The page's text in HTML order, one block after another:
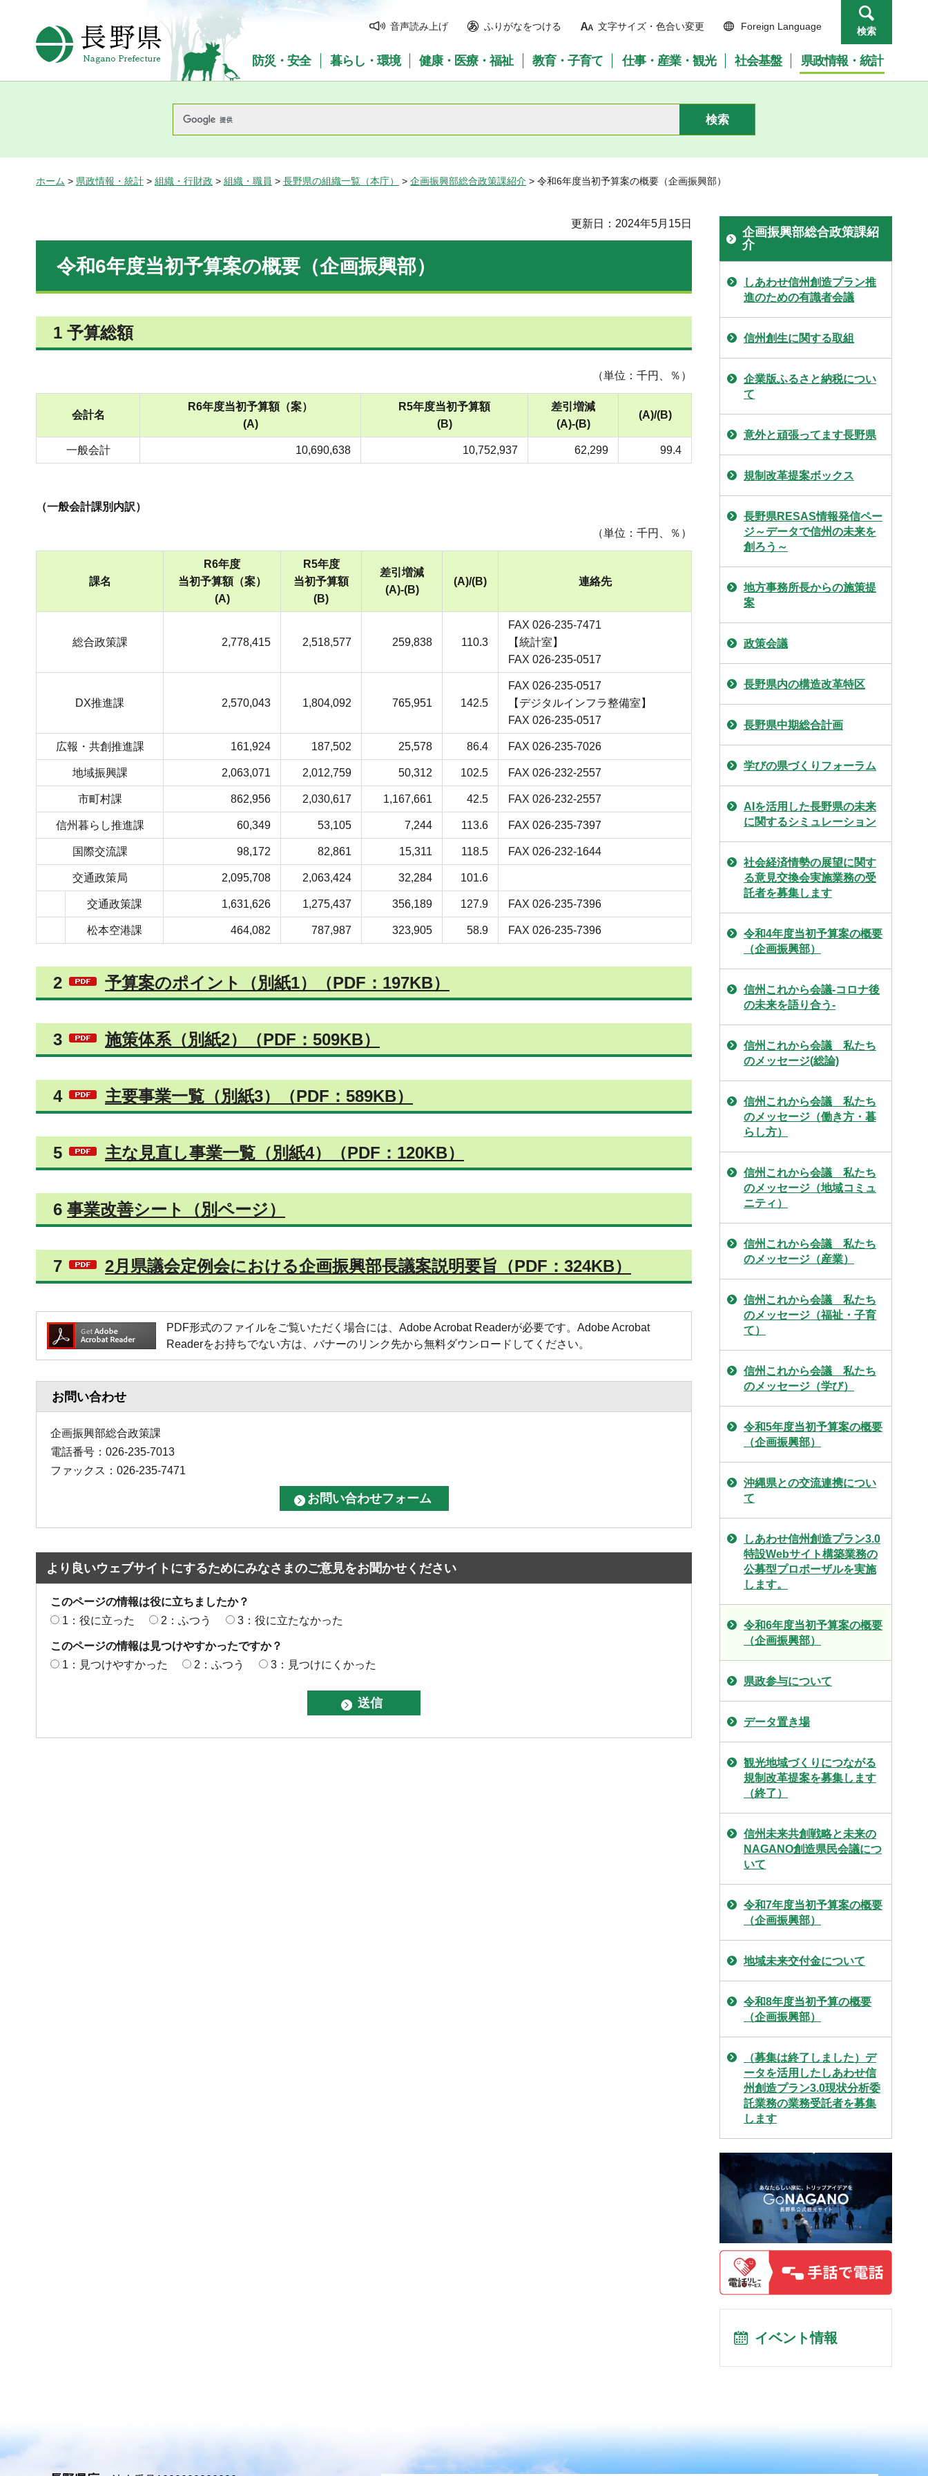
長野県Nagano Prefecture
音声読み上げ ふりがなをつける 文字サイズ・色合い変更 Foreign Language 検索
防災・安全 暮らし・環境 健康・医療・福祉 教育・子育て 仕事・産業・観光 社会基盤 県政情報・統計
ホーム > 県政情報・統計 > 組織・行財政 > 組織・職員 > 長野県の組織一覧（本庁） > 企画振興部総合政策課紹介 > 令和6年度当初予算案の概要（企画振興部）
更新日：2024年5月15日
令和6年度当初予算案の概要（企画振興部）
1 予算総額
（単位：千円、％）
会計名
R6年度当初予算額（案）
(A)
R5年度当初予算額
(B)
差引増減
(A)-(B)
(A)/(B)
一般会計 10,690,638 10,752,937 62,299 99.4
（一般会計課別内訳）
（単位：千円、％）
課名
R6年度
当初予算額（案）
(A)
R5年度
当初予算額
(B)
差引増減
(A)-(B)
(A)/(B) 連絡先
総合政策課 2,778,415 2,518,577 259,838 110.3
FAX 026-235-7471
【統計室】
FAX 026-235-0517
DX推進課 2,570,043 1,804,092 765,951 142.5
FAX 026-235-0517
【デジタルインフラ整備室】
FAX 026-235-0517
広報・共創推進課 161,924 187,502 25,578 86.4 FAX 026-235-7026
地域振興課 2,063,071 2,012,759 50,312 102.5 FAX 026-232-2557
市町村課 862,956 2,030,617 1,167,661 42.5 FAX 026-232-2557
信州暮らし推進課 60,349 53,105 7,244 113.6 FAX 026-235-7397
国際交流課 98,172 82,861 15,311 118.5 FAX 026-232-1644
交通政策局 2,095,708 2,063,424 32,284 101.6
交通政策課 1,631,626 1,275,437 356,189 127.9 FAX 026-235-7396
松本空港課 464,082 787,987 323,905 58.9 FAX 026-235-7396
2 予算案のポイント（別紙1）（PDF：197KB）
3 施策体系（別紙2）（PDF：509KB）
4 主要事業一覧（別紙3）（PDF：589KB）
5 主な見直し事業一覧（別紙4）（PDF：120KB）
6 事業改善シート（別ページ）
7 2月県議会定例会における企画振興部長議案説明要旨（PDF：324KB）
PDF形式のファイルをご覧いただく場合には、Adobe Acrobat Readerが必要です。Adobe Acrobat
Readerをお持ちでない方は、バナーのリンク先から無料ダウンロードしてください。
お問い合わせ
企画振興部総合政策課
電話番号：026-235-7013
ファックス：026-235-7471
より良いウェブサイトにするためにみなさまのご意見をお聞かせください
このページの情報は役に立ちましたか？
1：役に立った
2：ふつう 3：役に立たなかった
このページの情報は見つけやすかったですか？
1：見つけやすかった
2：ふつう 3：見つけにくかった
企画振興部総合政策課紹
介
しあわせ信州創造プラン推
進のための有識者会議
信州創生に関する取組
企業版ふるさと納税につい
て
意外と頑張ってます長野県
規制改革提案ボックス
長野県RESAS情報発信ペー
ジ～データで信州の未来を
創ろう～
地方事務所長からの施策提
案
政策会議
長野県内の構造改革特区
長野県中期総合計画
学びの県づくりフォーラム
AIを活用した長野県の未来
に関するシミュレーション
社会経済情勢の展望に関す
る意見交換会実施業務の受
託者を募集します
令和4年度当初予算案の概要
（企画振興部）
信州これから会議-コロナ後
の未来を語り合う-
信州これから会議 私たち
のメッセージ(総論)
信州これから会議 私たち
のメッセージ（働き方・暮
らし方）
信州これから会議 私たち
のメッセージ（地域コミュ
ニティ）
信州これから会議 私たち
のメッセージ（産業）
信州これから会議 私たち
のメッセージ（福祉・子育
て）
信州これから会議 私たち
のメッセージ（学び）
令和5年度当初予算案の概要
（企画振興部）
沖縄県との交流連携につい
て
しあわせ信州創造プラン3.0
特設Webサイト構築業務の
公募型プロポーザルを実施
します。
令和6年度当初予算案の概要
（企画振興部）
県政参与について
データ置き場
観光地域づくりにつながる
規制改革提案を募集します
（終了）
信州未来共創戦略と未来の
NAGANO創造県民会議につ
いて
令和7年度当初予算案の概要
（企画振興部）
地域未来交付金について
令和8年度当初予算の概要
（企画振興部）
（募集は終了しました）デ
ータを活用したしあわせ信
州創造プラン3.0現状分析委
託業務の業務受託者を募集
します
イベント情報